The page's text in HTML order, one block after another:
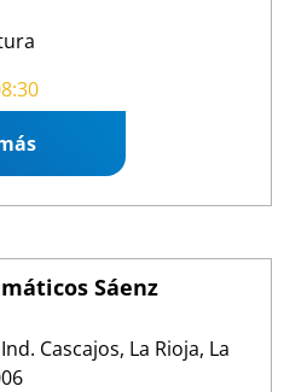
13:30
Sáenz
Cascajos, La Rioja, La